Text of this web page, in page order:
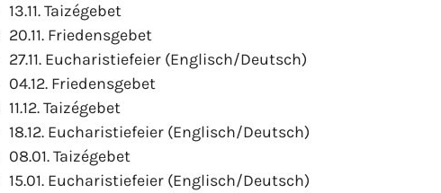
13.11. Taizégebet
20.11. Friedensgebet
27.11. Eucharistiefeier (Englisch/Deutsch)
04.12. Friedensgebet
11.12. Taizégebet
18.12. Eucharistiefeier (Englisch/Deutsch)
08.01. Taizégebet
15.01. Eucharistiefeier (Englisch/Deutsch)